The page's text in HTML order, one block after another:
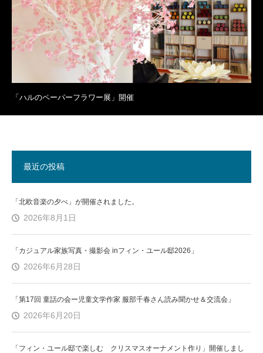
「ハルのペーパーフラワー展」開催
最近の投稿
「北欧音楽の夕べ」が開催されました。
2026年8月1日
「カジュアル家族写真・撮影会 inフィン・ユール邸2026」
2026年6月28日
「第17回 童話の会ー児童文学作家 服部千春さん読み聞かせ＆交流会」
2026年6月20日
「フィン・ユール邸で楽しむ クリスマスオーナメント作り」開催しまし